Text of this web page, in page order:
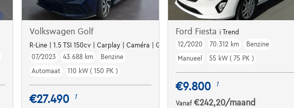
Volkswagen Golf
R-Line | 1.5 TSI 150cv | Carplay | Caméra | GPS | Led Matrix
07/2023
43.688 km
Benzine
Automaat
110 kW ( 150 PK )
€27.490 1
Ford Fiesta i Trend
12/2020
70.312 km
Benzine
Manueel
55 kW ( 75 PK )
€9.800 1
Vanaf €242,20/maand